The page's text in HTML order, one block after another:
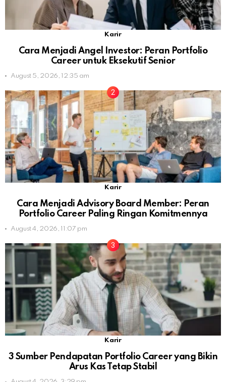
Karir
Cara Menjadi Angel Investor: Peran Portfolio
Career untuk Eksekutif Senior
August 5, 2026, 12:35 am
Karir
Cara Menjadi Advisory Board Member: Peran
Portfolio Career Paling Ringan Komitmennya
August 4, 2026, 11:07 pm
Karir
3 Sumber Pendapatan Portfolio Career yang Bikin
Arus Kas Tetap Stabil